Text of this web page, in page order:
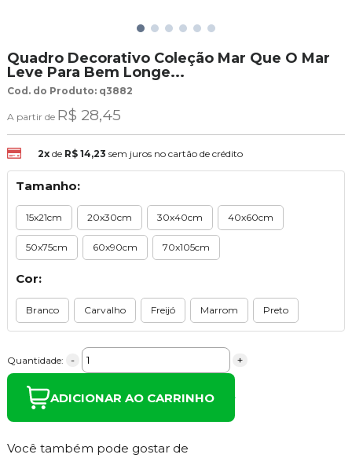
Quadro Decorativo Coleção Mar Que O Mar
Leve Para Bem Longe...
Cod. do Produto: q3882
A partir de R$ 28,45
2xde R$ 14,23 sem juros no cartão de crédito
Tamanho:
15x21cm 20x30cm 30x40cm 40x60cm
50x75cm 60x90cm 70x105cm
Cor:
Branco Carvalho Freijó Marrom Preto
Quantidade: - +
ADICIONAR AO CARRINHO
Você também pode gostar de